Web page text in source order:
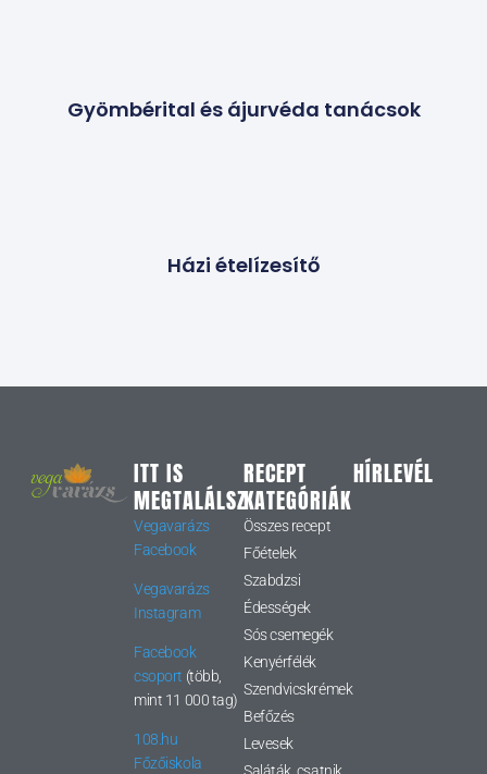
Gyömbérital és ájurvéda tanácsok
Házi ételízesítő
ITT IS
MEGTALÁLSZ
Vegavarázs
Facebook
Vegavarázs
Instagram
Facebook
csoport (több,
mint 11 000 tag)
108.hu
Főzőiskola
RECEPT
KATEGÓRIÁK
Összes recept
Főételek
Szabdzsi
Édességek
Sós csemegék
Kenyérfélék
Szendvicskrémek
Befőzés
Levesek
HÍRLEVÉL